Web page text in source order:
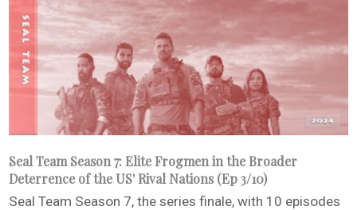
Seal Team Season 7: Elite Frogmen in the Broader
Deterrence of the US' Rival Nations (Ep 3/10)
Seal Team Season 7, the series finale, with 10 episodes